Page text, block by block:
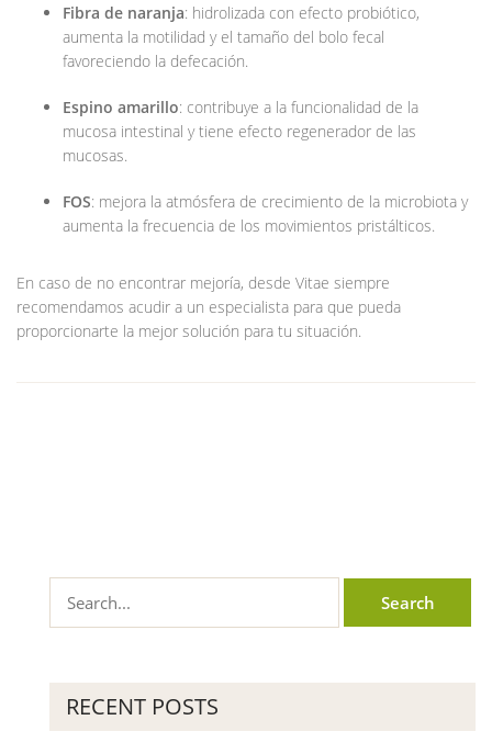
Fibra de naranja: hidrolizada con efecto probiótico,
aumenta la motilidad y el tamaño del bolo fecal
favoreciendo la defecación.
Espino amarillo: contribuye a la funcionalidad de la
mucosa intestinal y tiene efecto regenerador de las
mucosas.
FOS: mejora la atmósfera de crecimiento de la microbiota y
aumenta la frecuencia de los movimientos pristálticos.
En caso de no encontrar mejoría, desde Vitae siempre
recomendamos acudir a un especialista para que pueda
proporcionarte la mejor solución para tu situación.
RECENT POSTS